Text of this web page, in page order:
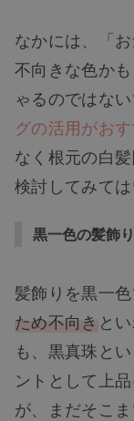
なかには、「
不向きな色か
ゃるのではな
グの活用がお
なく根元の白
検討してみては
黒一色の髪飾
髪飾りを黒一
ため不向き と
も、黒真珠と
ントとして上
が、まだそこ